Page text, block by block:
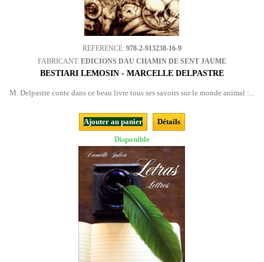
REFERENCE: 978-2-913238-16-9
FABRICANT: EDICIONS DAU CHAMIN DE SENT JAUME
BESTIARI LEMOSIN - MARCELLE DELPASTRE
M. Delpastre conte dans ce beau livre tous ses savoirs sur le monde animal :...
Ajouter au panier
Détails
Disponible